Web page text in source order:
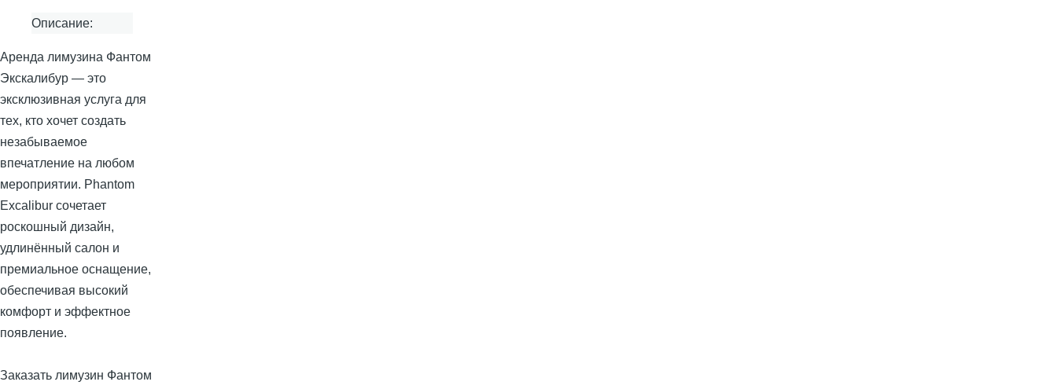
Описание:
Аренда лимузина Фантом
Экскалибур — это
эксклюзивная услуга для
тех, кто хочет создать
незабываемое
впечатление на любом
мероприятии. Phantom
Excalibur сочетает
роскошный дизайн,
удлинённый салон и
премиальное оснащение,
обеспечивая высокий
комфорт и эффектное
появление.
Заказать лимузин Фантом